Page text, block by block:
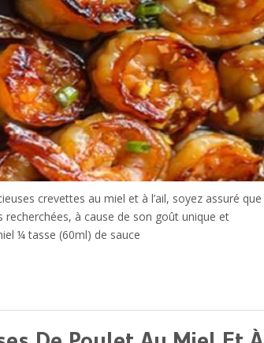
crevettes au miel et à l’ail, soyez assuré que
recherchées, à cause de son goût unique et
¼ tasse (60ml) de sauce